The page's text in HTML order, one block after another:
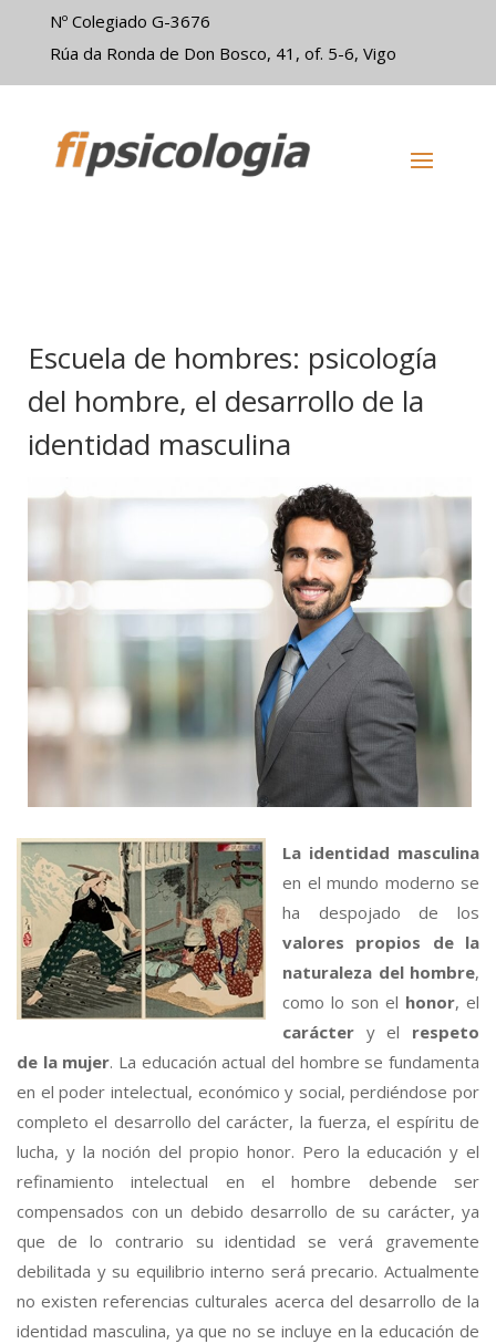
Nº Colegiado G-3676
Rúa da Ronda de Don Bosco, 41, of. 5-6, Vigo
Escuela de hombres: psicología
del hombre, el desarrollo de la
identidad masculina
La identidad masculina
en el mundo moderno se
ha despojado de los
valores propios de la
naturaleza del hombre,
como lo son el honor, el
carácter y el respeto
de la mujer. La educación actual del hombre se fundamenta
en el poder intelectual, económico y social, perdiéndose por
completo el desarrollo del carácter, la fuerza, el espíritu de
lucha, y la noción del propio honor. Pero la educación y el
refinamiento intelectual en el hombre debende ser
compensados con un debido desarrollo de su carácter, ya
que de lo contrario su identidad se verá gravemente
debilitada y su equilibrio interno será precario. Actualmente
no existen referencias culturales acerca del desarrollo de la
identidad masculina, ya que no se incluye en la educación de